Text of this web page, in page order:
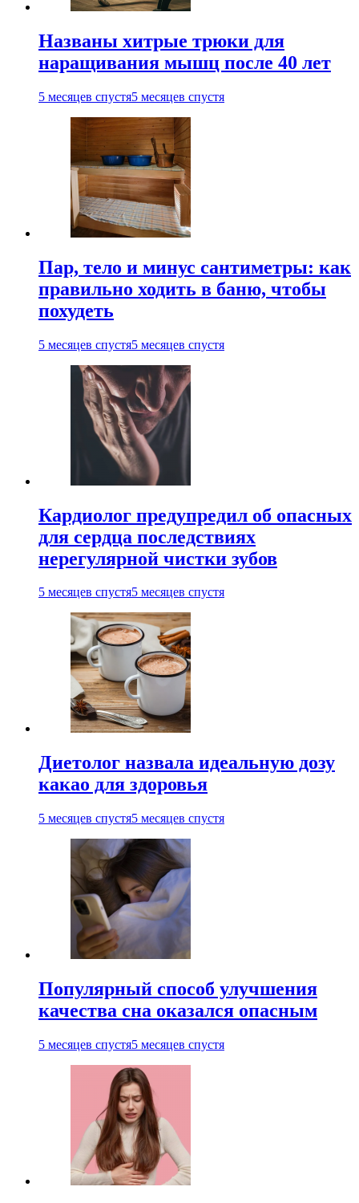
Названы хитрые трюки для
наращивания мышц после 40 лет
5 месяцев спустя5 месяцев спустя
Пар, тело и минус сантиметры: как
правильно ходить в баню, чтобы
похудеть
5 месяцев спустя5 месяцев спустя
Кардиолог предупредил об опасных
для сердца последствиях
нерегулярной чистки зубов
5 месяцев спустя5 месяцев спустя
Диетолог назвала идеальную дозу
какао для здоровья
5 месяцев спустя5 месяцев спустя
Популярный способ улучшения
качества сна оказался опасным
5 месяцев спустя5 месяцев спустя